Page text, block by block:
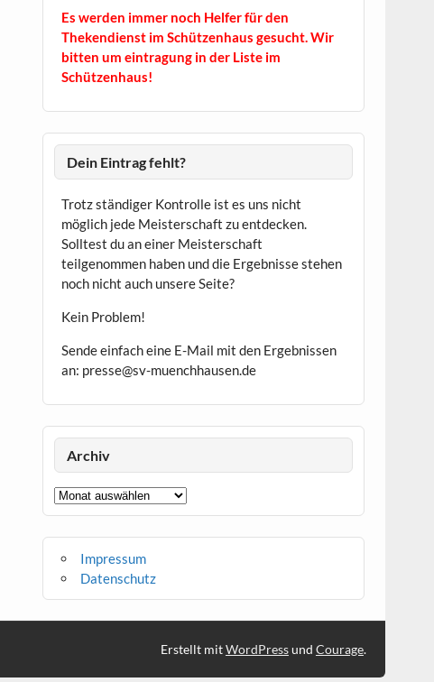
Es werden immer noch Helfer für den
Thekendienst im Schützenhaus gesucht. Wir
bitten um eintragung in der Liste im
Schützenhaus!
Dein Eintrag fehlt?
Trotz ständiger Kontrolle ist es uns nicht
möglich jede Meisterschaft zu entdecken.
Solltest du an einer Meisterschaft
teilgenommen haben und die Ergebnisse stehen
noch nicht auch unsere Seite?
Kein Problem!
Sende einfach eine E-Mail mit den Ergebnissen
an: presse@sv-muenchhausen.de
Archiv
Archiv
Impressum
Datenschutz
Erstellt mitWordPressund Courage.